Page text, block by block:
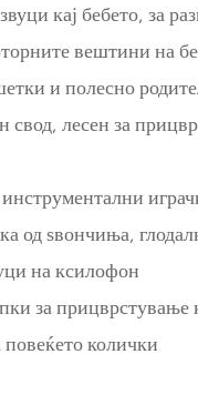
кај бебето, за
вештини на
и полесно
свод, лесен за
од ѕвончиња,
на ксилофон
за прицврстување
повеќето колички